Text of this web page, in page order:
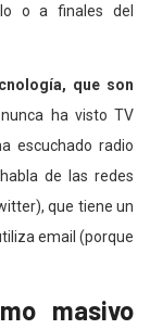
o a finales del
que son
ha visto TV
escuchado radio
de las redes
que tiene un
email (porque
masivo